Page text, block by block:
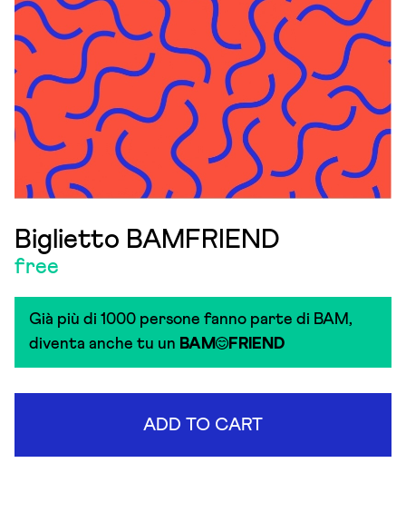
Biglietto BAMFRIEND
free
Già più di 1000 persone fanno parte di BAM,
diventa anche tu un BAM FRIEND
ADD TO CART